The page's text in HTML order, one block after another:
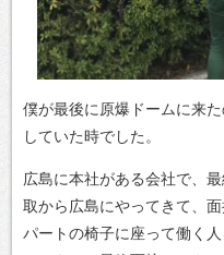
僕が最後に原爆ドームに来
していた時でした。
広島に本社がある会社で、
取から広島にやってきて、
パートの椅子に座って働く